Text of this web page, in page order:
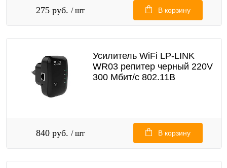
275 руб. / шт В корзину
Усилитель WiFi LP-LINK
WR03 репитер черный 220V
300 Мбит/с 802.11B
840 руб. / шт В корзину